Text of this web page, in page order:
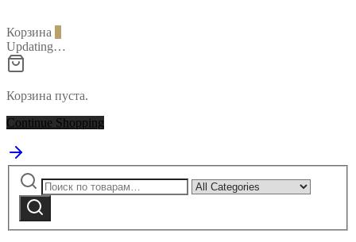
Корзина
Updating…
Корзина пуста.
Continue Shopping
Искать:
Narrow
by
Поиск